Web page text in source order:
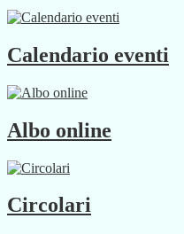
Calendario eventi
Albo online
Circolari